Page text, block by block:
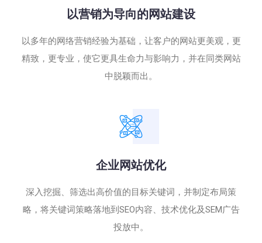
以营销为导向的网站建设
以多年的网络营销经验为基础，让客户的网站更美观，更
精致，更专业，使它更具生命力与影响力，并在同类网站
中脱颖而出。
企业网站优化
深入挖掘、筛选出高价值的目标关键词，并制定布局策
略，将关键词策略落地到SEO内容、技术优化及SEM广告
投放中。